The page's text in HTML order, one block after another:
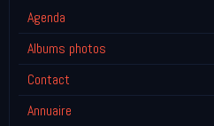
Agenda
Albums photos
Contact
Annuaire